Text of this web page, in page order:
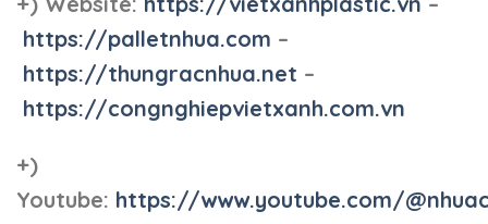
https://palletnhua.com –
https://thungracnhua.net –
https://congnghiepvietxanh.com.vn
+)
Youtube: https://www.youtube.com/